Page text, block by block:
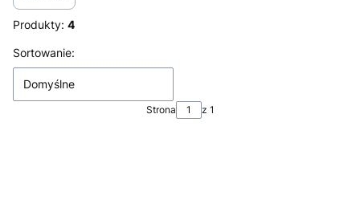
Produkty: 4
Lista produktów
Sortowanie:
Domyślne
Strona z 1